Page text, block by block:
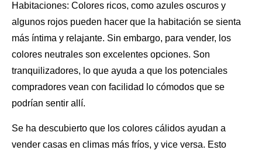
Habitaciones: Colores ricos, como azules oscuros y
algunos rojos pueden hacer que la habitación se sienta
más íntima y relajante. Sin embargo, para vender, los
colores neutrales son excelentes opciones. Son
tranquilizadores, lo que ayuda a que los potenciales
compradores vean con facilidad lo cómodos que se
podrían sentir allí.
Se ha descubierto que los colores cálidos ayudan a
vender casas en climas más fríos, y vice versa. Esto